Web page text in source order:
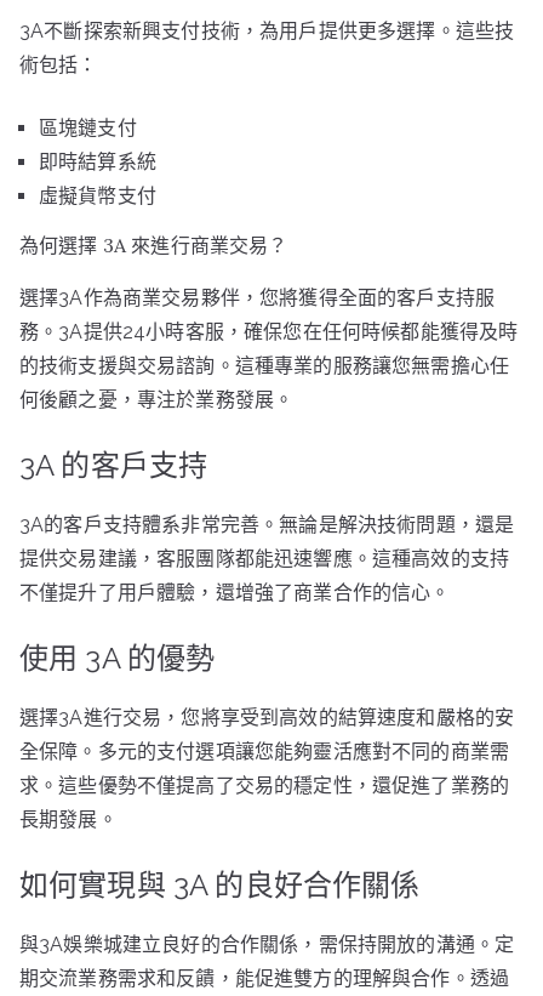
3A不斷探索新興支付技術，為用戶提供更多選擇。這些技
術包括：
區塊鏈支付
即時結算系統
虛擬貨幣支付
為何選擇 3A 來進行商業交易？
選擇3A作為商業交易夥伴，您將獲得全面的客戶支持服
務。3A提供24小時客服，確保您在任何時候都能獲得及時
的技術支援與交易諮詢。這種專業的服務讓您無需擔心任
何後顧之憂，專注於業務發展。
3A 的客戶支持
3A的客戶支持體系非常完善。無論是解決技術問題，還是
提供交易建議，客服團隊都能迅速響應。這種高效的支持
不僅提升了用戶體驗，還增強了商業合作的信心。
使用 3A 的優勢
選擇3A進行交易，您將享受到高效的結算速度和嚴格的安
全保障。多元的支付選項讓您能夠靈活應對不同的商業需
求。這些優勢不僅提高了交易的穩定性，還促進了業務的
長期發展。
如何實現與 3A 的良好合作關係
與3A娛樂城建立良好的合作關係，需保持開放的溝通。定
期交流業務需求和反饋，能促進雙方的理解與合作。透過